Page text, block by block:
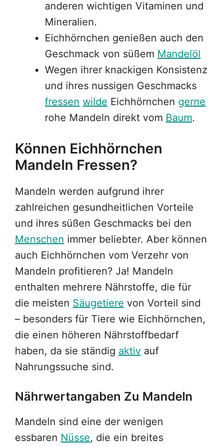
anderen wichtigen Vitaminen und
Mineralien.
Eichhörnchen genießen auch den
Geschmack von süßem Mandelöl
Wegen ihrer knackigen Konsistenz
und ihres nussigen Geschmacks
fressen wilde Eichhörnchen gerne
rohe Mandeln direkt vom Baum.
Können Eichhörnchen
Mandeln Fressen?
Mandeln werden aufgrund ihrer
zahlreichen gesundheitlichen Vorteile
und ihres süßen Geschmacks bei den
Menschen immer beliebter. Aber können
auch Eichhörnchen vom Verzehr von
Mandeln profitieren? Ja! Mandeln
enthalten mehrere Nährstoffe, die für
die meisten Säugetiere von Vorteil sind
– besonders für Tiere wie Eichhörnchen,
die einen höheren Nährstoffbedarf
haben, da sie ständig aktiv auf
Nahrungssuche sind.
Nährwertangaben Zu Mandeln
Mandeln sind eine der wenigen
essbaren Nüsse, die ein breites